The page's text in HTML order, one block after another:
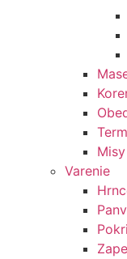
Varenie